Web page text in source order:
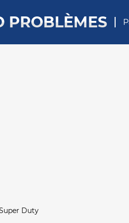
PROBLÈMES
Duty